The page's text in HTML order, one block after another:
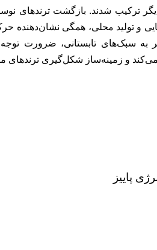
ترکیب شدند. بازگشت ترندهای
و تولید محلی، همگی نشان‌دهنده
به سبک‌های تابستانی، ضرورت
و زمینه‌ساز شکل‌گیری ترندهای
پاییز